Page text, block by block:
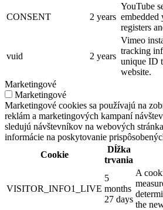
CONSENT 2 years
YouTube
embedded
registers
vuid 2 years
Vimeo
tracking
unique ID
website.
Marketingové
Marketingové
Marketingové cookies sa používajú na
reklám a marketingových kampaní
sledujú návštevníkov na webových
informácie na poskytovanie
Cookie
Dĺžka
trvania
VISITOR_INFO1_LIVE
5
months
27 days
A
the